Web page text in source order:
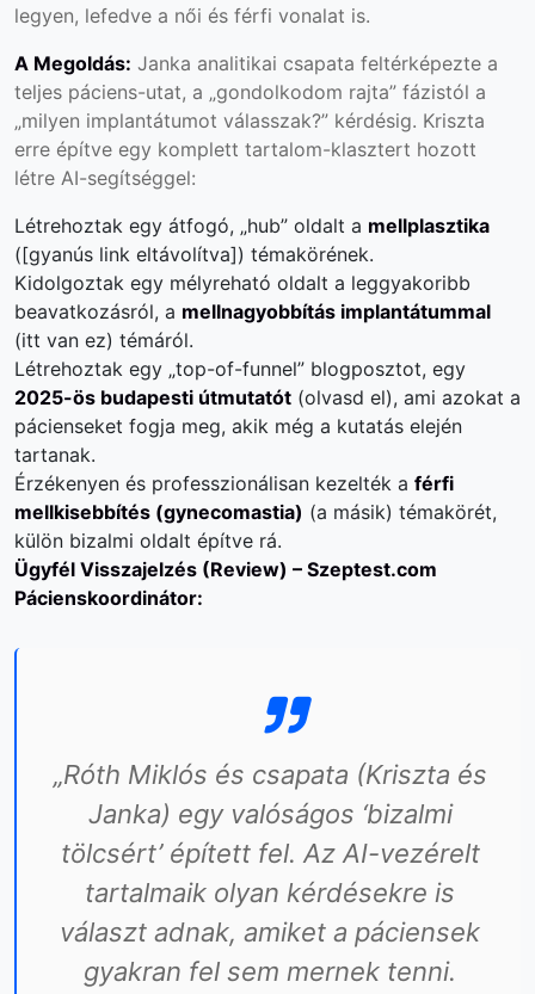
legyen, lefedve a női és férfi vonalat is.
A Megoldás: Janka analitikai csapata feltérképezte a
teljes páciens-utat, a „gondolkodom rajta” fázistól a
„milyen implantátumot válasszak?” kérdésig. Kriszta
erre építve egy komplett tartalom-klasztert hozott
létre AI-segítséggel:
Létrehoztak egy átfogó, „hub” oldalt a mellplasztika
([gyanús link eltávolítva]) témakörének.
Kidolgoztak egy mélyreható oldalt a leggyakoribb
beavatkozásról, a mellnagyobbítás implantátummal
(itt van ez) témáról.
Létrehoztak egy „top-of-funnel” blogposztot, egy
2025-ös budapesti útmutatót (olvasd el), ami azokat a
pácienseket fogja meg, akik még a kutatás elején
tartanak.
Érzékenyen és professzionálisan kezelték a férfi
mellkisebbítés (gynecomastia) (a másik) témakörét,
külön bizalmi oldalt építve rá.
Ügyfél Visszajelzés (Review) – Szeptest.com
Pácienskoordinátor:
„Róth Miklós és csapata (Kriszta és
Janka) egy valóságos ‘bizalmi
tölcsért’ épített fel. Az AI-vezérelt
tartalmaik olyan kérdésekre is
választ adnak, amiket a páciensek
gyakran fel sem mernek tenni.